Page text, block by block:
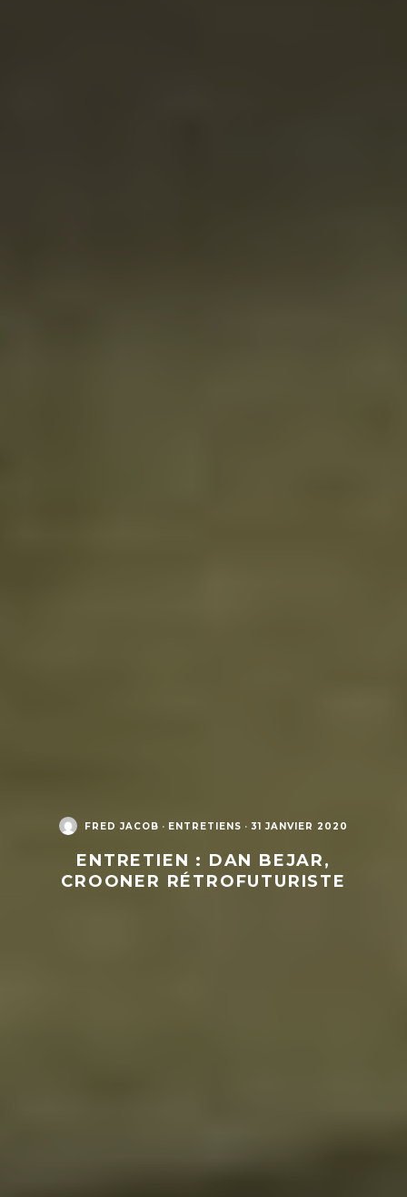
FRED JACOB · ENTRETIENS · 31 JANVIER 2020
ENTRETIEN : DAN BEJAR,
CROONER RÉTROFUTURISTE